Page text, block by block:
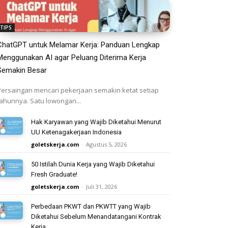
TIPS
untuk Melamar Kerja: Panduan Lengkap
AI agar Peluang Diterima Kerja
Besar
mencari pekerjaan semakin ketat setiap
Satu lowongan...
Hak Karyawan yang Wajib Diketahui Menurut
UU Ketenagakerjaan Indonesia
goletskerja.com - Agustus 5, 2026
50 Istilah Dunia Kerja yang Wajib Diketahui
Fresh Graduate!
goletskerja.com - Juli 31, 2026
Perbedaan PKWT dan PKWTT yang Wajib
Diketahui Sebelum Menandatangani Kontrak